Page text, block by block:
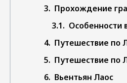
Прохождение
Особенности
Путешествие по
Путешествие по
Вьентьян Лаос